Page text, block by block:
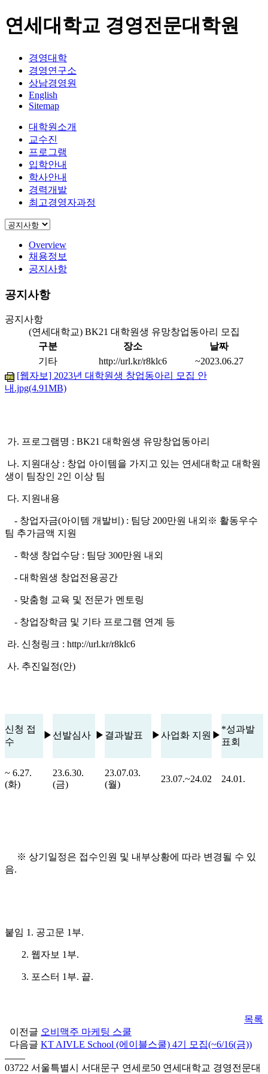
연세대학교 경영전문대학원
경영대학
경영연구소
상남경영원
English
Sitemap
대학원소개
교수진
프로그램
입학안내
학사안내
경력개발
최고경영자과정
Overview
채용정보
공지사항
공지사항
공지사항
(연세대학교) BK21 대학원생 유망창업동아리 모집
구분
장소
날짜
기타
http://url.kr/r8klc6
~2023.06.27
[웹자보] 2023년 대학원생 창업동아리 모집 안
내.jpg(4.91MB)
가. 프로그램명 : BK21 대학원생 유망창업동아리
나. 지원대상 : 창업 아이템을 가지고 있는 연세대학교 대학원
생이 팀장인 2인 이상 팀
다. 지원내용
- 창업자금(아이템 개발비) : 팀당 200만원 내외 ※ 활동우수
팀 추가금액 지원
- 학생 창업수당 : 팀당 300만원 내외
- 대학원생 창업전용공간
- 맞춤형 교육 및 전문가 멘토링
- 창업장학금 및 기타 프로그램 연계 등
라. 신청링크 : http://url.kr/r8klc6
사. 추진일정(안)
신청 접
수
▶ 선발심사 ▶ 결과발표 ▶사업화 지원 ▶
*성과발
표회
~ 6.27.
(화)
23.6.30.
(금)
23.07.03.
(월)
23.07.~24.02 24.01.
※ 상기일정은 접수인원 및 내부상황에 따라 변경될 수 있
음.
붙임 1. 공고문 1부.
2. 웹자보 1부.
3. 포스터 1부. 끝.
목록
이전글 오비맥주 마케팅 스쿨
다음글 KT AIVLE School (에이블스쿨) 4기 모집(~6/16(금))
03722 서울특별시 서대문구 연세로50 연세대학교 경영전문대